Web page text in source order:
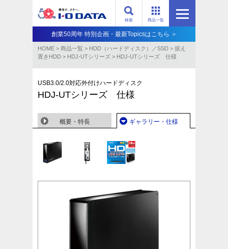
商品一覧
検索
創業50周年 特別企画・最新Topicsはこちら ＞
HOME > 商品一覧 > HDD（ハードディスク）／SSD > 据え
置きHDD > HDJ-UTシリーズ > HDJ-UTシリーズ 仕様
USB3.0/2.0対応外付けハードディスク
HDJ-UTシリーズ 仕様
概要・特長 ギャラリー・仕様